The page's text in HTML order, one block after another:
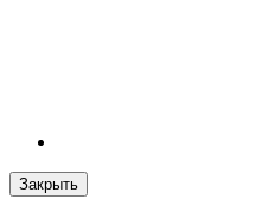
Закрыть